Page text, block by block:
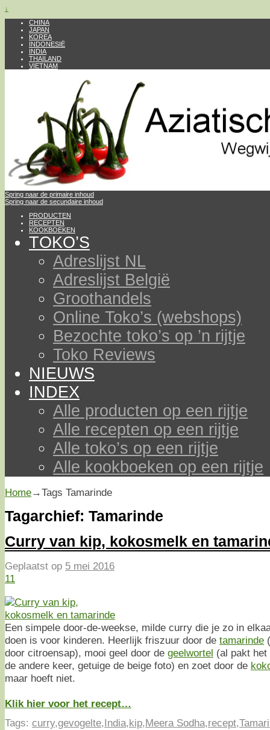
↓
CHINA
JAPAN
KOREA
INDONESIË
INDIA
THAILAND
VIETNAM
Spring naar de primaire inhoud
Spring naar de secundaire inhoud
PRODUCTEN
RECEPTEN
KOOKBOEKEN
TOKO’S
Adreslijst NL
Adreslijst België
Groothandels
Online Toko’s (webshops)
Bezochte toko’s op ’n rijtje
Toko Reviews
NIEUWS
INDEX
Alle producten op een rijtje
Alle recepten op een rijtje
Alle toko’s op een rijtje
Alle kookboeken op een rijtje
Home→Tags Tamarinde
Tagarchief: Tamarinde
Curry van kip, kokosmelk en
Geplaatst op 5 mei 2016
11
Een simpele door-de-weekse, milde curry die je zo in
doen is voor kinderen. Heerlijk friszuur door de tamarinde
door citroensap), mooi geel door de geelwortel (al pakt het
de andere keer, getuige de beige foto) en zoet door de
maar hoeft niet.
Klik hier voor het recept…
Tags: curry,gevogelte,India,kip,Meera Sodha,recept,